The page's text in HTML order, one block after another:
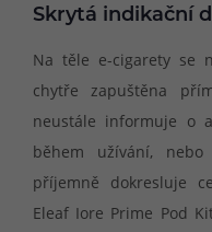
Skrytá indikační
Na těle e-cigarety se
chytře zapuštěna
neustále informuje o
během užívání,
příjemně dokresluje
Eleaf Iore Prime Pod